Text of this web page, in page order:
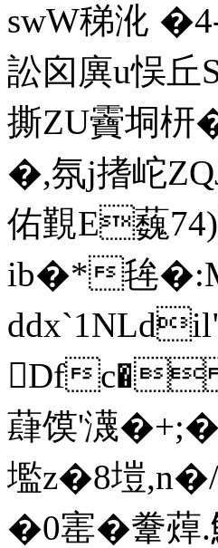
swW稊沎
訟囟廙u悮
撕ZU靌垌枅
�,氛j搘岮
佑覲E蘶
ib�*毪
Dfc�
蕼馍'瀎
壏z�8塏,n�/
�0寚� 韏蔊.